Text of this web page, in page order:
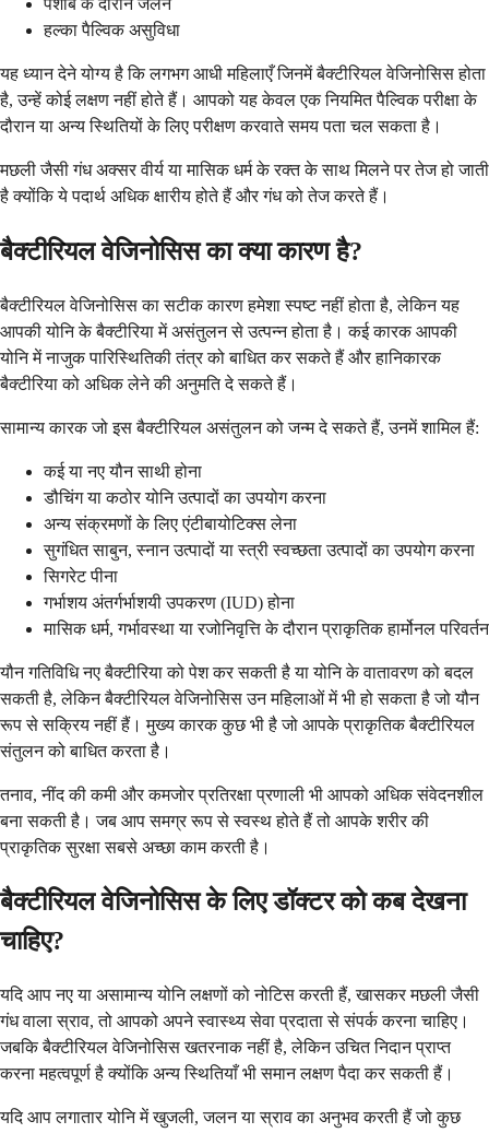
हल्का पैल्विक असुविधा
यह ध्यान देने योग्य है कि लगभग आधी महिलाएँ जिनमें बैक्टीरियल वेजिनोसिस होता
है, उन्हें कोई लक्षण नहीं होते हैं। आपको यह केवल एक नियमित पैल्विक परीक्षा के
दौरान या अन्य स्थितियों के लिए परीक्षण करवाते समय पता चल सकता है।
मछली जैसी गंध अक्सर वीर्य या मासिक धर्म के रक्त के साथ मिलने पर तेज हो जाती
है क्योंकि ये पदार्थ अधिक क्षारीय होते हैं और गंध को तेज करते हैं।
बैक्टीरियल वेजिनोसिस का क्या कारण है?
बैक्टीरियल वेजिनोसिस का सटीक कारण हमेशा स्पष्ट नहीं होता है, लेकिन यह
आपकी योनि के बैक्टीरिया में असंतुलन से उत्पन्न होता है। कई कारक आपकी
योनि में नाजुक पारिस्थितिकी तंत्र को बाधित कर सकते हैं और हानिकारक
बैक्टीरिया को अधिक लेने की अनुमति दे सकते हैं।
सामान्य कारक जो इस बैक्टीरियल असंतुलन को जन्म दे सकते हैं, उनमें शामिल हैं:
कई या नए यौन साथी होना
डौचिंग या कठोर योनि उत्पादों का उपयोग करना
अन्य संक्रमणों के लिए एंटीबायोटिक्स लेना
सुगंधित साबुन, स्नान उत्पादों या स्त्री स्वच्छता उत्पादों का उपयोग करना
सिगरेट पीना
गर्भाशय अंतर्गर्भाशयी उपकरण (IUD) होना
मासिक धर्म, गर्भावस्था या रजोनिवृत्ति के दौरान प्राकृतिक हार्मोनल परिवर्तन
यौन गतिविधि नए बैक्टीरिया को पेश कर सकती है या योनि के वातावरण को बदल
सकती है, लेकिन बैक्टीरियल वेजिनोसिस उन महिलाओं में भी हो सकता है जो यौन
रूप से सक्रिय नहीं हैं। मुख्य कारक कुछ भी है जो आपके प्राकृतिक बैक्टीरियल
संतुलन को बाधित करता है।
तनाव, नींद की कमी और कमजोर प्रतिरक्षा प्रणाली भी आपको अधिक संवेदनशील
बना सकती है। जब आप समग्र रूप से स्वस्थ होते हैं तो आपके शरीर की
प्राकृतिक सुरक्षा सबसे अच्छा काम करती है।
बैक्टीरियल वेजिनोसिस के लिए डॉक्टर को कब देखना
चाहिए?
यदि आप नए या असामान्य योनि लक्षणों को नोटिस करती हैं, खासकर मछली जैसी
गंध वाला स्राव, तो आपको अपने स्वास्थ्य सेवा प्रदाता से संपर्क करना चाहिए।
जबकि बैक्टीरियल वेजिनोसिस खतरनाक नहीं है, लेकिन उचित निदान प्राप्त
करना महत्वपूर्ण है क्योंकि अन्य स्थितियाँ भी समान लक्षण पैदा कर सकती हैं।
यदि आप लगातार योनि में खुजली, जलन या स्राव का अनुभव करती हैं जो कुछ